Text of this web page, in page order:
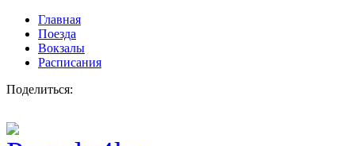
Главная
Поезда
Вокзалы
Расписания
Поделиться: